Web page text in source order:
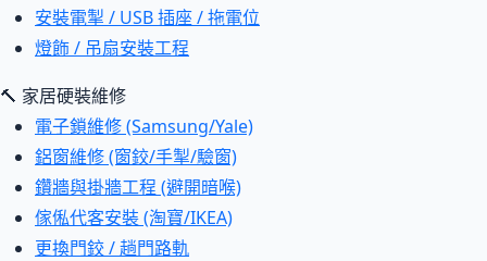
安裝電掣 / USB 插座 / 拖電位
燈飾 / 吊扇安裝工程
🔨 家居硬裝維修
電子鎖維修 (Samsung/Yale)
鋁窗維修 (窗鉸/手掣/驗窗)
鑽牆與掛牆工程 (避開暗喉)
傢俬代客安裝 (淘寶/IKEA)
更換門鉸 / 趟門路軌